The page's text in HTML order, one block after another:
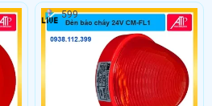
mọi
cho các tòa nhà, công trình lớn hoặc
khu vực có yêu cầu cao về bảo vệ
cháy nổ.
599